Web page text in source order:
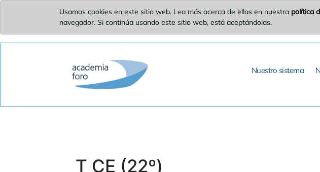
Usamos cookies en este sitio web. Lea más acerca de ellas en nuestra política
navegador. Si continúa usando este sitio web, está aceptándolas.
Nuestro sistema
T CE (22º)